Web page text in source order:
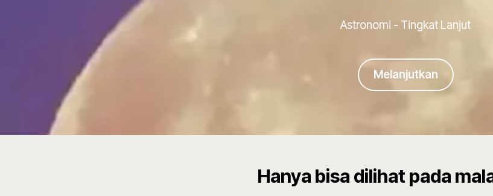
Astronomi - Tingkat Lanjut
Melanjutkan
Hanya bisa dilihat pada